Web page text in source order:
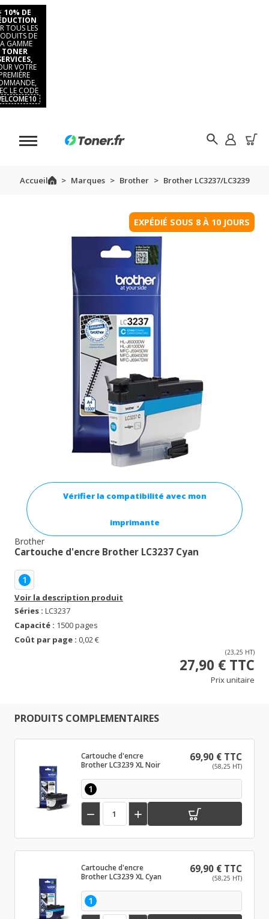
10% DE
TOUS LES
DE
GAMME
TONER
VOTRE
LE CODE
Accueil Marques Brother Brother LC3237/LC3239
EXPÉDIÉ SOUS 8 À 10 JOURS
Vérifier la compatibilité avec mon
imprimante
Brother
Cartouche d'encre Brother LC3237 Cyan
1
Voir la description produit
Séries : LC3237
Capacité : 1500 pages
Coût par page : 0,02 €
(23,25 HT)
27,90 € TTC
Prix unitaire
PRODUITS COMPLEMENTAIRES
Cartouche d'encre
Brother LC3239 XL Noir
69,90 € TTC
(58,25 HT)
1
 
Cartouche d'encre
Brother LC3239 XL Cyan
69,90 € TTC
(58,25 HT)
1